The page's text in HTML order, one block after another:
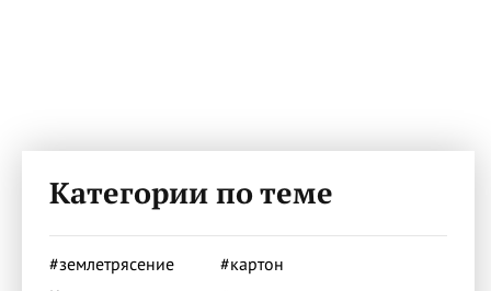
Категории по теме
#землетрясение
#картон